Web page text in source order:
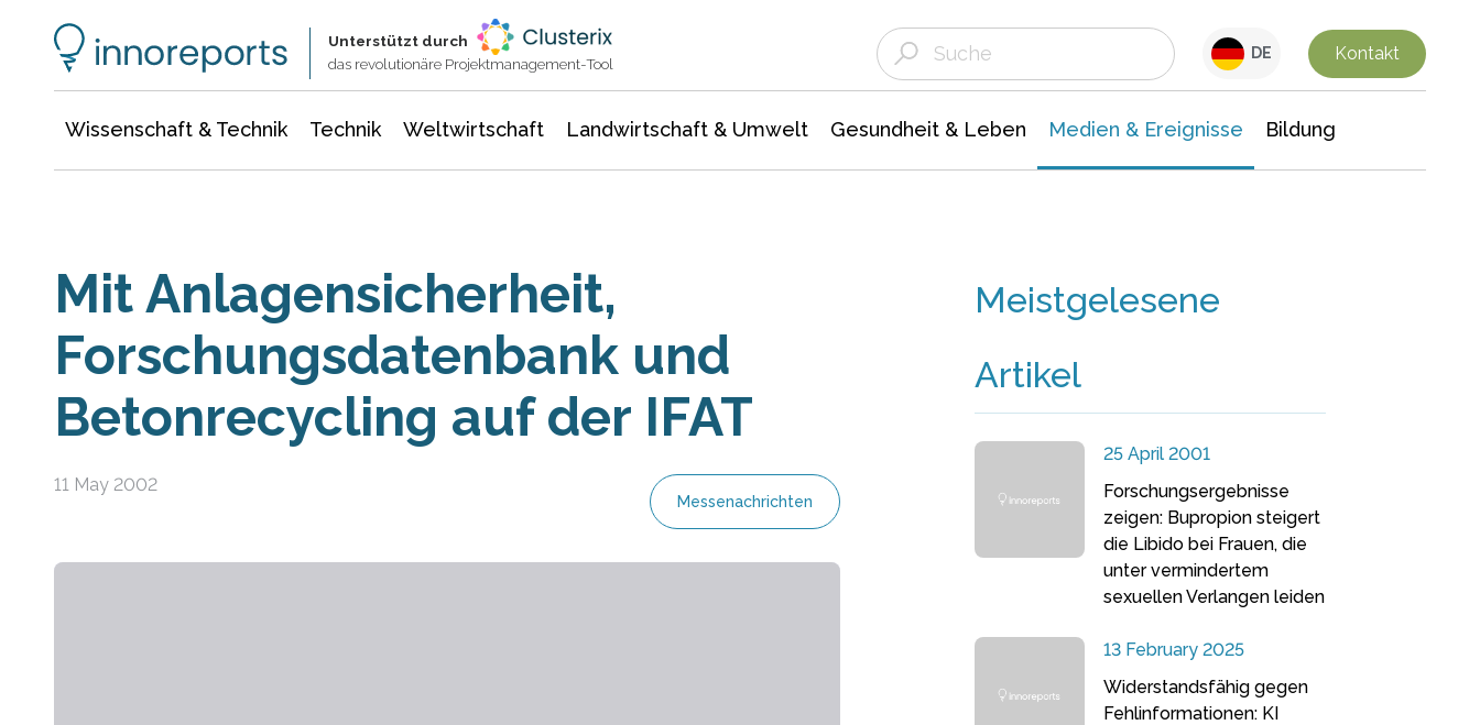
Unterstützt durch
das revolutionäre Projektmanagement-Tool
DE Kontakt
Wissenschaft & Technik Technik Weltwirtschaft Landwirtschaft & Umwelt Gesundheit & Leben Medien & Ereignisse Bildung
Mit Anlagensicherheit,
Forschungsdatenbank und
Betonrecycling auf der IFAT
11 May 2002
Messenachrichten
Meistgelesene
Artikel
25 April 2001
Forschungsergebnisse
zeigen: Bupropion steigert
die Libido bei Frauen, die
unter vermindertem
sexuellen Verlangen leiden
13 February 2025
Widerstandsfähig gegen
Fehlinformationen: KI